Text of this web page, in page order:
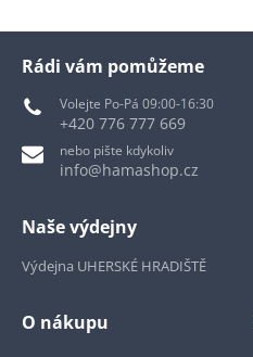
Rádi vám pomůžeme
Volejte Po-Pá 09:00-16:30
+420 776 777 669
nebo pište kdykoliv
info@hamashop.cz
Naše výdejny
Výdejna UHERSKÉ HRADIŠTĚ
O nákupu